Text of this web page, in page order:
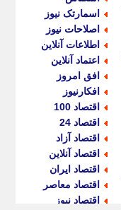
اسمارتک نیوز
اصلاحات نیوز
اطلاعات آنلاین
اعتماد آنلاین
افق امروز
افکارنیوز
اقتصاد 100
اقتصاد 24
اقتصاد آزاد
اقتصاد آنلاین
اقتصاد ایران
اقتصاد معاصر
اقتصاد نیوز